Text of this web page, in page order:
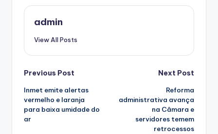
admin
View All Posts
Post
navigation
Previous Post
Inmet emite alertas
vermelho e laranja
para baixa umidade do
ar
Next Post
Reforma
administrativa avança
na Câmara e
servidores temem
retrocessos